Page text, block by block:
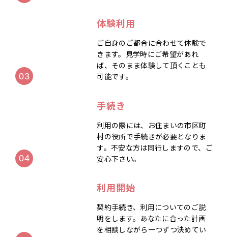
体験利用
ご自身のご都合に合わせて体験で
きます。見学時にご希望があれ
ば、そのまま体験して頂くことも
可能です。
手続き
利用の際には、お住まいの市区町
村の役所で手続きが必要となりま
す。不安な方は同行しますので、ご
安心下さい。
利用開始
契約手続き、利用についてのご説
明をします。あなたに合った計画
を相談しながら一つずつ決めてい